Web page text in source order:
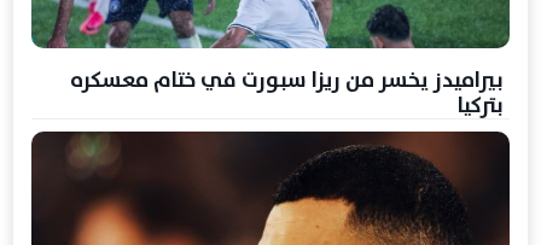
بيراميدز يخسر من ريزا سبورت في ختام معسكره
بتركيا